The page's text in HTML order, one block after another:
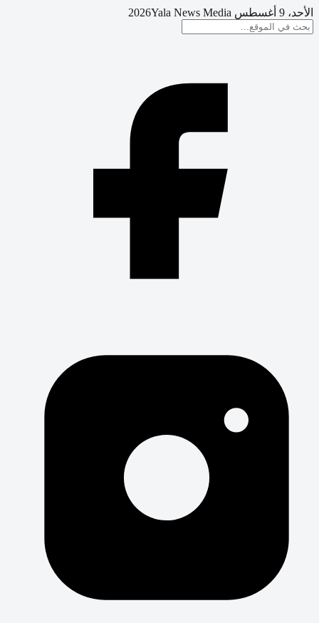
الأحد، 9 أغسطس 2026 Yala News Media